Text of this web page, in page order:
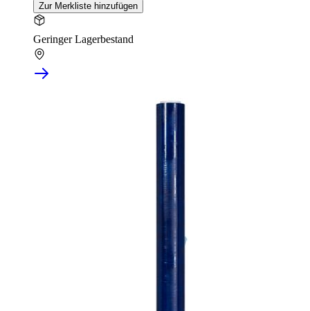
Zur Merkliste hinzufügen
Geringer Lagerbestand